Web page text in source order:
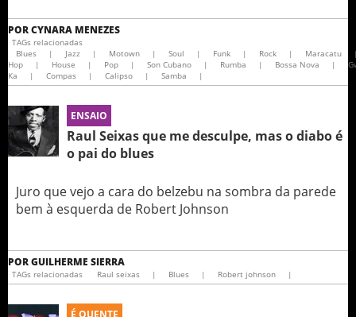
PORCYNARA MENEZES
TAGs relacionadas
Blues
| Jazz | Motown | Soul | Funk | Rock | Maracatu
Hop
| House | Pop | Son Cubano | Rumba | Bossa Nova |
Ka
| Compas | Calipso | Samba |
ENSAIO
Raul Seixas que me desculpe, mas o diabo é
o pai do blues
Juro que vejo a cara do belzebu na sombra da parede
bem à esquerda de Robert Johnson
PORGUILHERME SIERRA
TAGs relacionadas Raul seixas | Blues | Robert johnson |
É QUENTE